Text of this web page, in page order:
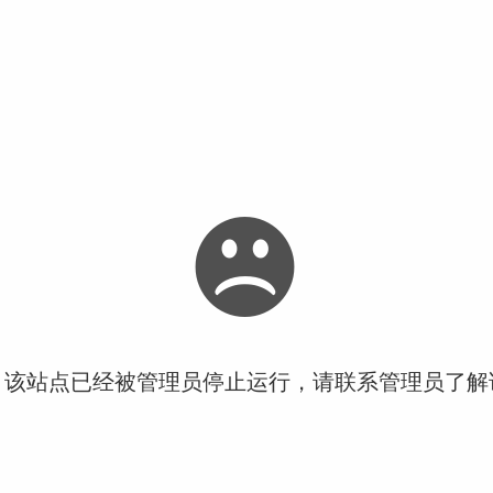
站点已经被管理员停止运行，请联系管理员了